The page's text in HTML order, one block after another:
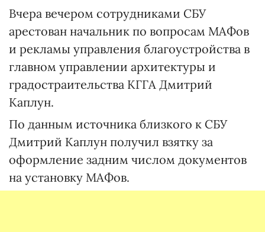
Вчера вечером сотрудниками СБУ
арестован начальник по вопросам МАФов
и рекламы управления благоустройства в
главном управлении архитектуры и
градостраительства КГГА Дмитрий
Каплун.
По данным источника близкого к СБУ
Дмитрий Каплун получил взятку за
оформление задним числом документов
на установку МАФов.